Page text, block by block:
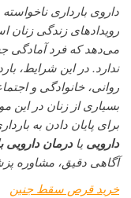
داروی بارداری
رویدادهای زندگی
می‌دهد که فرد آمادگی
ندارد. در این شرایط،
روانی، خانوادگی و
بسیاری از زنان در این
برای پایان دادن به
دارویی یادرمان دارویی
آگاهی دقیق، مشاوره
خرید قرص سقط جنین